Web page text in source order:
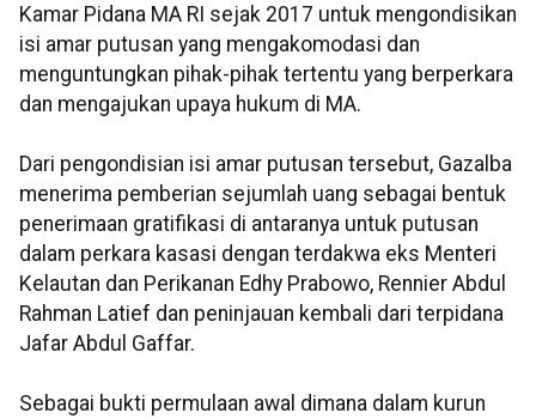
Kamar Pidana MA RI sejak 2017 untuk mengondisikan
isi amar putusan yang mengakomodasi dan
menguntungkan pihak-pihak tertentu yang berperkara
dan mengajukan upaya hukum di MA.
Dari pengondisian isi amar putusan tersebut, Gazalba
menerima pemberian sejumlah uang sebagai bentuk
penerimaan gratifikasi di antaranya untuk putusan
dalam perkara kasasi dengan terdakwa eks Menteri
Kelautan dan Perikanan Edhy Prabowo, Rennier Abdul
Rahman Latief dan peninjauan kembali dari terpidana
Jafar Abdul Gaffar.
Sebagai bukti permulaan awal dimana dalam kurun